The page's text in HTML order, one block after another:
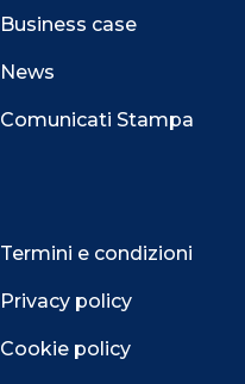
Business case
News
Comunicati Stampa
Termini e condizioni
Privacy policy
Cookie policy